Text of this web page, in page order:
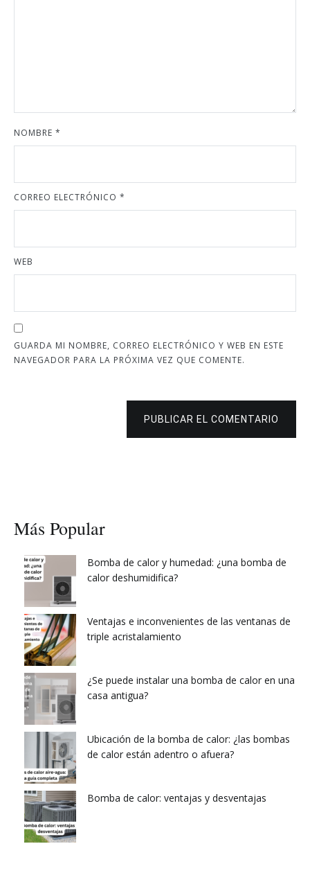
NOMBRE *
CORREO ELECTRÓNICO *
WEB
GUARDA MI NOMBRE, CORREO ELECTRÓNICO Y WEB EN ESTE
NAVEGADOR PARA LA PRÓXIMA VEZ QUE COMENTE.
PUBLICAR EL COMENTARIO
Más Popular
Bomba de calor y humedad: ¿una bomba de
calor deshumidifica?
Ventajas e inconvenientes de las ventanas de
triple acristalamiento
¿Se puede instalar una bomba de calor en una
casa antigua?
Ubicación de la bomba de calor: ¿las bombas
de calor están adentro o afuera?
Bomba de calor: ventajas y desventajas